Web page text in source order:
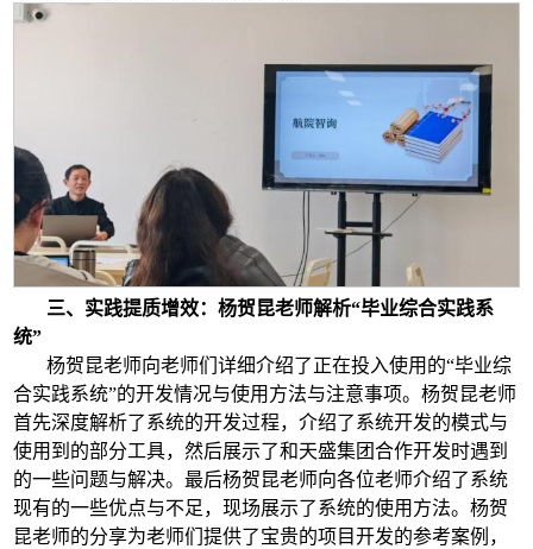
三、实践提质增效：杨贺昆老师解析“毕业综合实践系
统”
杨贺昆老师向老师们详细介绍了正在投入使用的“毕业综
合实践系统”的开发情况与使用方法与注意事项。杨贺昆老师
首先深度解析了系统的开发过程，介绍了系统开发的模式与
使用到的部分工具，然后展示了和天盛集团合作开发时遇到
的一些问题与解决。最后杨贺昆老师向各位老师介绍了系统
现有的一些优点与不足，现场展示了系统的使用方法。杨贺
昆老师的分享为老师们提供了宝贵的项目开发的参考案例，